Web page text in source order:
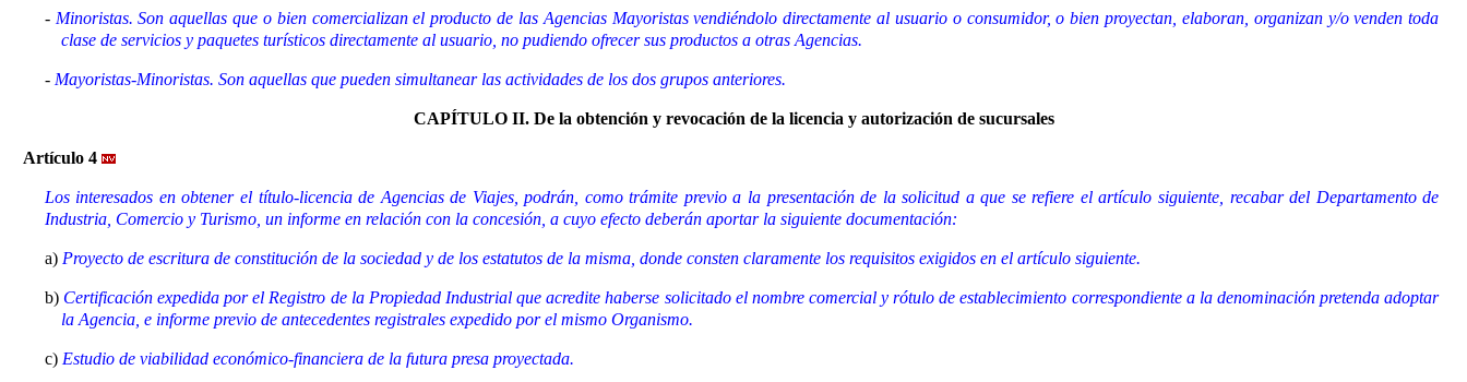
- Minoristas. Son aquellas que o bien comercializan el producto de las Agencias Mayoristas vendiéndolo directamente al usuario o consumidor, o bien proyectan, elaboran, organizan y/o venden toda
clase de servicios y paquetes turísticos directamente al usuario, no pudiendo ofrecer sus productos a otras Agencias.
- Mayoristas-Minoristas. Son aquellas que pueden simultanear las actividades de los dos grupos anteriores.
CAPÍTULO II. De la obtención y revocación de la licencia y autorización de sucursales
Artículo 4
Los interesados en obtener el título-licencia de Agencias de Viajes, podrán, como trámite previo a la presentación de la solicitud a que se refiere el artículo siguiente, recabar del Departamento de
Industria, Comercio y Turismo, un informe en relación con la concesión, a cuyo efecto deberán aportar la siguiente documentación:
a) Proyecto de escritura de constitución de la sociedad y de los estatutos de la misma, donde consten claramente los requisitos exigidos en el artículo siguiente.
b) Certificación expedida por el Registro de la Propiedad Industrial que acredite haberse solicitado el nombre comercial y rótulo de establecimiento correspondiente a la denominación pretenda adoptar
la Agencia, e informe previo de antecedentes registrales expedido por el mismo Organismo.
c) Estudio de viabilidad económico-financiera de la futura presa proyectada.